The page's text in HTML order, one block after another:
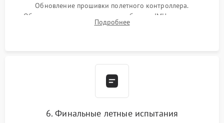
Обновление прошивки полетного контроллера.
Обязательная программная калибровка IMU-сенсоров,
компаса, датчиков позиционирования и горизонта подвеса
Подробнее
6. Финальные летные испытания